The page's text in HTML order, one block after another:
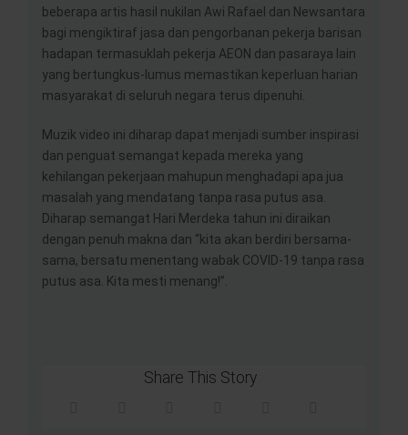
beberapa artis hasil nukilan Awi Rafael dan Newsantara
bagi mengiktiraf jasa dan pengorbanan pekerja barisan
hadapan termasuklah pekerja AEON dan pasaraya lain
yang bertungkus-lumus memastikan keperluan harian
masyarakat di seluruh negara terus dipenuhi.
Muzik video ini diharap dapat menjadi sumber inspirasi
dan penguat semangat kepada mereka yang
kehilangan pekerjaan mahupun menghadapi apa jua
masalah yang mendatang tanpa rasa putus asa.
Diharap semangat Hari Merdeka tahun ini diraikan
dengan penuh makna dan “kita akan berdiri bersama-
sama, bersatu menentang wabak COVID-19 tanpa rasa
putus asa. Kita mesti menang!”.
Share This Story